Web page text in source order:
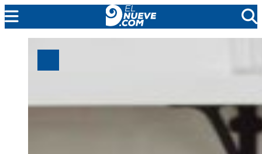
CADA DÍA
NOTICIERO 9